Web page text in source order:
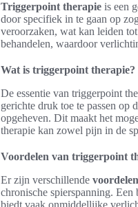
Triggerpoint therapie is een
door specifiek in te gaan op
veroorzaken, wat kan leiden
behandelen, waardoor
Wat is triggerpoint therapie?
De essentie van triggerpoint
gerichte druk toe te passen op
opgeheven. Dit maakt het
therapie kan zowel pijn in de
Voordelen van triggerpoint
Er zijn verschillende
chronische spierspanning.
biedt vaak onmiddellijke